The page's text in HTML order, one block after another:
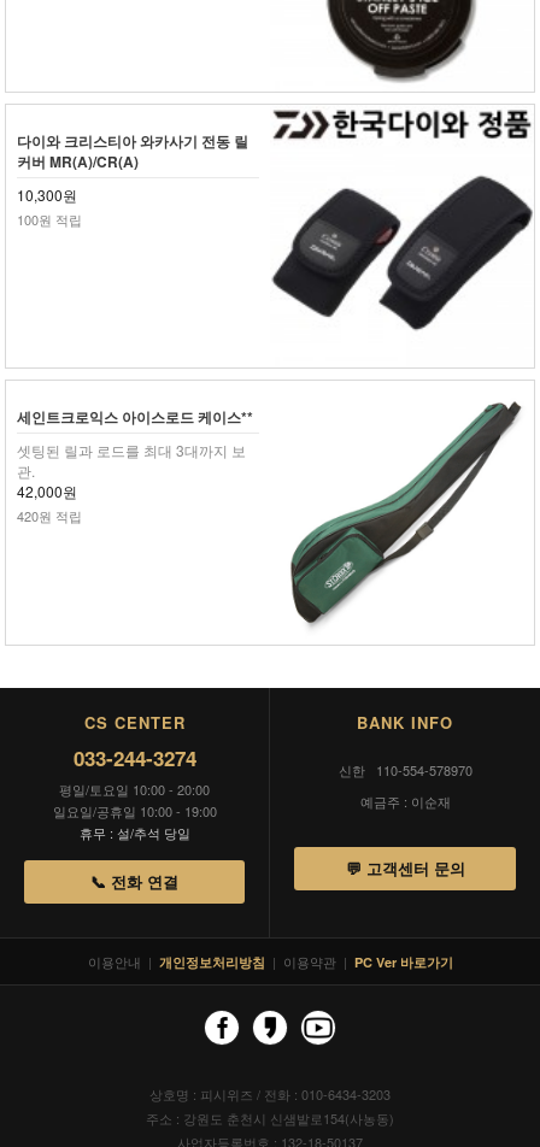
다이와 크리스티아 와카사기 전동 릴
커버 MR(A)/CR(A)
10,300원
100원 적립
세인트크로익스 아이스로드 케이스**
셋팅된 릴과 로드를 최대 3대까지 보
관.
42,000원
420원 적립
CS CENTER
033-244-3274
평일/토요일 10:00 - 20:00
일요일/공휴일 10:00 - 19:00
휴무 : 설/추석 당일
📞 전화 연결
BANK INFO
신한 110-554-578970
예금주 : 이순재
💬 고객센터 문의
이용안내 | 개인정보처리방침 | 이용약관 | PC Ver 바로가기
상호명 : 피시위즈 / 전화 : 010-6434-3203
주소 : 강원도 춘천시 신샘밭로154(사농동)
사업자등록번호 : 132-18-50137